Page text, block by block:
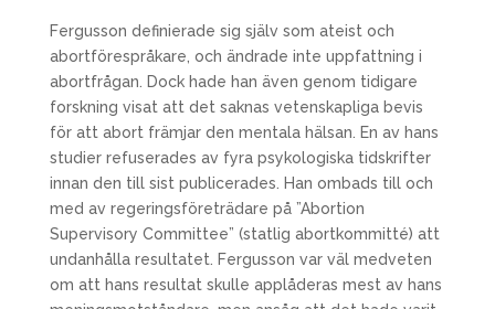
Fergusson definierade sig själv som ateist och
abortförespråkare, och ändrade inte uppfattning i
abortfrågan. Dock hade han även genom tidigare
forskning visat att det saknas vetenskapliga bevis
för att abort främjar den mentala hälsan. En av hans
studier refuserades av fyra psykologiska tidskrifter
innan den till sist publicerades. Han ombads till och
med av regeringsföreträdare på ”Abortion
Supervisory Committee” (statlig abortkommitté) att
undanhålla resultatet. Fergusson var väl medveten
om att hans resultat skulle applåderas mest av hans